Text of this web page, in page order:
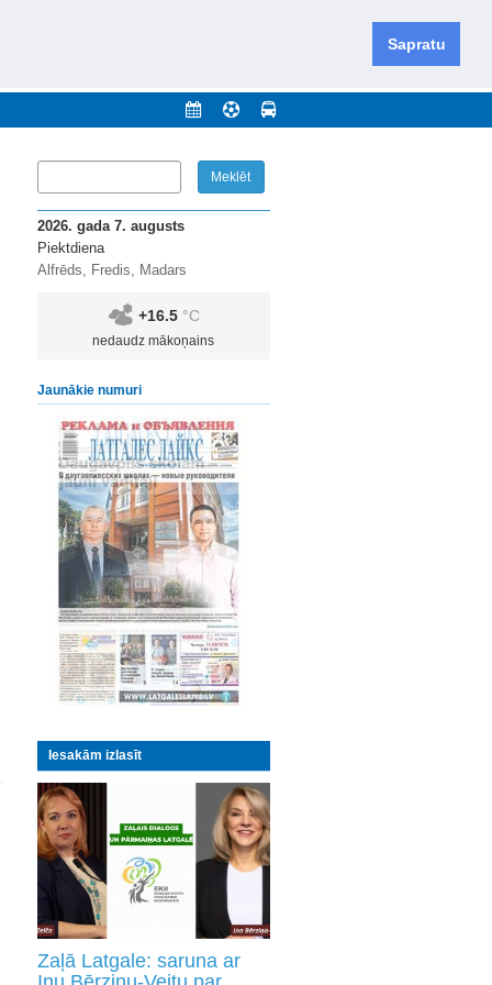
Sapratu
novadu un apkārtējos novadus un pilsētas.
2026. gada 7. augusts
Piektdiena
Alfrēds, Fredis, Madars
+16.5 °C
nedaudz mākoņains
Jaunākie numuri
Iesakām izlasīt
Zaļā Latgale: saruna ar